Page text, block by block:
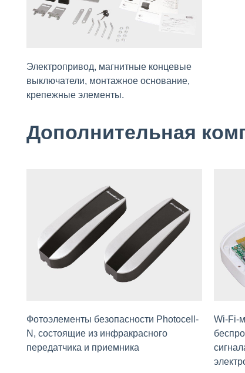
Электропривод, мaгнитные концевые
выключaтели, монтaжное основание,
крепежные элементы.
Дополнительная
Фотоэлементы безопасности Photocell-
N, состоящие из инфракрасного
передатчика и приемника
Wi-Fi-